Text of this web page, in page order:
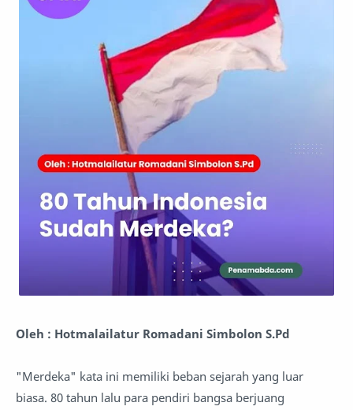
Oleh : Hotmalailatur Romadani Simbolon S.Pd
"Merdeka" kata ini memiliki beban sejarah yang luar
biasa. 80 tahun lalu para pendiri bangsa berjuang